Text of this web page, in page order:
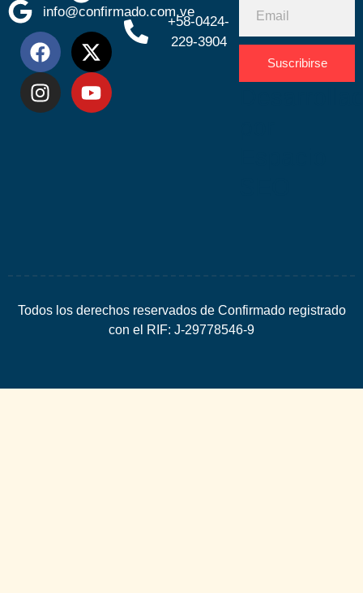
info@confirmado.com.ve
+58-0424-
229-3904
Suscribirse
Todos los derechos reservados de Confirmado registrado
con el RIF: J-29778546-9